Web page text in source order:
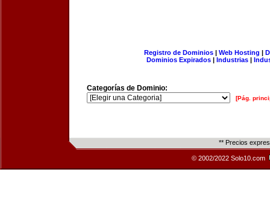
Registro de Dominios| Web Hosting |
Dominios Expirados | Industrias |
Categorías de Dominio:
[Pág.
** Precios
© 2002/2022 Solo10.com